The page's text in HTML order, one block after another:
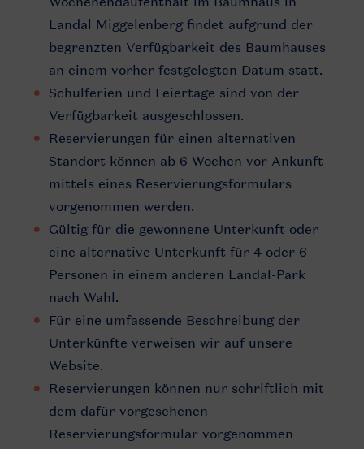
Landal Miggelenberg findet aufgrund der
begrenzten Verfügbarkeit des Baumhauses
an einem vorher festgelegten Datum statt.
Schulferien und Feiertage sind von der
Verfügbarkeit ausgeschlossen.
Reservierungen für einen alternativen
Standort können ab 6 Wochen vor Ankunft
mittels eines Reservierungsformulars
vorgenommen werden.
Gültig für die gewonnene Unterkunft oder
eine alternative Unterkunft für 4 oder 6
Personen in einem anderen Landal-Park
nach Wahl.
Für eine umfassende Beschreibung der
Unterkünfte verweisen wir auf unsere
Website.
Reservierungen können nur schriftlich mit
dem dafür vorgesehenen
Reservierungsformular vorgenommen